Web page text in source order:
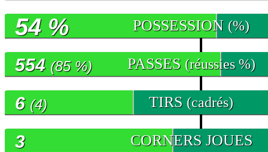
POSSESSION (%)
54 %
PASSES (réussies %)
554 (85 %)
TIRS (cadrés)
6 (4)
CORNERS JOUES
3